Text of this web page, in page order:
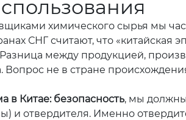
химического сырья мы
СНГ считают, что «китайская
между продукцией,
Вопрос не в стране
в Китае: безопасность, мы
и отвердителя. Именно